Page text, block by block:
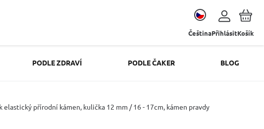
ČeštinaPřihlásitKošík
PODLE ZDRAVÍ PODLE ČAKER BLOG
elastický přírodní kámen, kulička 12 mm / 16 - 17cm, kámen pravdy